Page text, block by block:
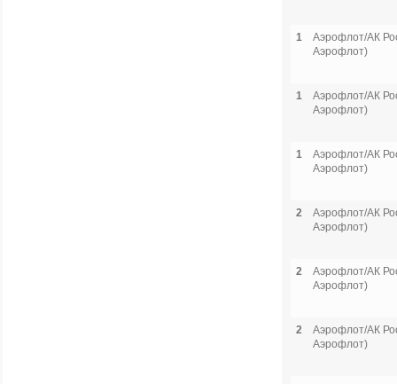
1
Аэрофлот/АК
Аэрофлот)
1
Аэрофлот/АК
Аэрофлот)
1
Аэрофлот/АК
Аэрофлот)
2
Аэрофлот/АК
Аэрофлот)
2
Аэрофлот/АК
Аэрофлот)
2
Аэрофлот/АК
Аэрофлот)